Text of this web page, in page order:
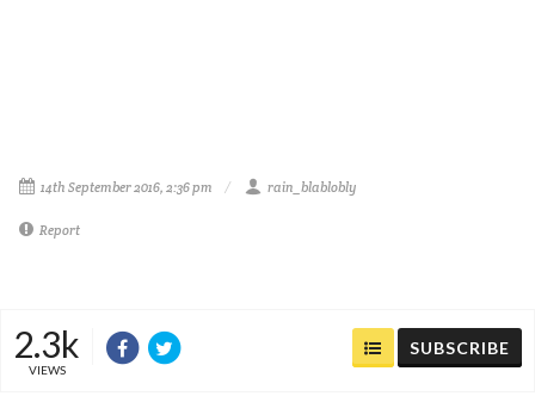
14th September 2016, 2:36 pm rain_blablobly
Report
2.3k
VIEWS
SUBSCRIBE